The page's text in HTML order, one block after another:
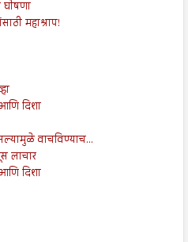
घोषणा
महाश्राप!
दिशा
वाचविण्याच...
लाचार
दिशा